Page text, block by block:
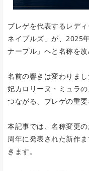
ブレゲを代表するレデ
ネイプルズ」が、2025
ナープル」へと名称を改
名前の響きは変わりま
妃カロリーヌ・ミュラ
つながる、ブレゲの重要
本記事では、名称変更
周年に発表された新作
きます。